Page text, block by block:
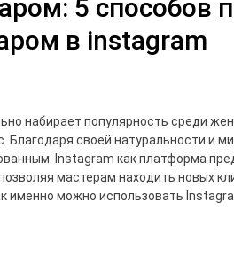
5 способов
в instagram
набирает популярность среди
Благодаря своей натуральности и
Instagram как платформа
мастерам находить новых
именно можно использовать